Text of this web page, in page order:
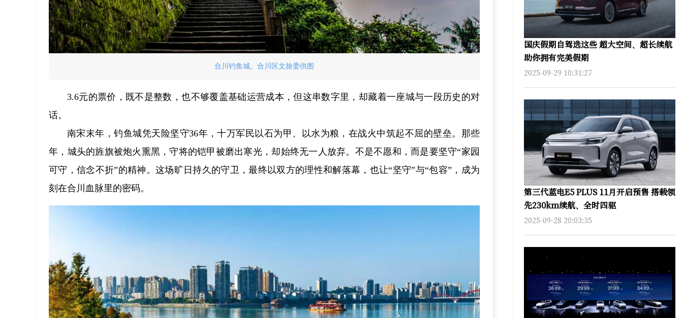
合川钓鱼城。合川区文旅委供图
3.6元的票价，既不是整数，也不够覆盖基础运营成本，但这串数字里，却藏着一座城与一段历史的对
话。
南宋末年，钓鱼城凭天险坚守36年，十万军民以石为甲、以水为粮，在战火中筑起不屈的壁垒。那些
年，城头的旌旗被炮火熏黑，守将的铠甲被磨出寒光，却始终无一人放弃。不是不愿和，而是要坚守“家园
可守，信念不折”的精神。这场旷日持久的守卫，最终以双方的理性和解落幕，也让“坚守”与“包容”，成为
刻在合川血脉里的密码。
国庆假期自驾选这些 超大空间、超长续航
助你拥有完美假期
2025-09-29 10:31:27
第三代蓝电E5 PLUS 11月开启预售 搭载领
先230km续航、全时四驱
2025-09-28 20:03:35